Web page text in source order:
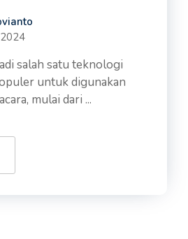
salah satu teknologi
untuk digunakan
mulai dari ...